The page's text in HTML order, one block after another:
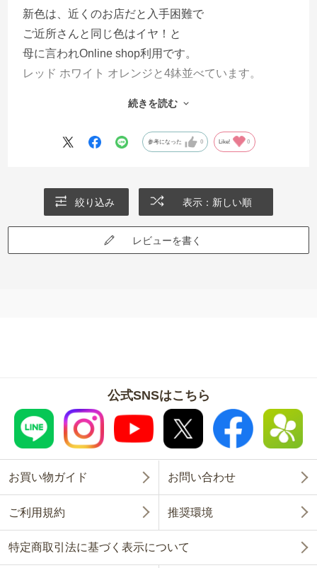
新色は、近くのお店だと入手困難で
ご近所さんと同じ色はイヤ！と
母に言われOnline shop利用です。
レッド ホワイト オレンジと4鉢並べています。
佐川急便さんにも感謝です。
続きを読む
参考になった 0 Like! 0
絞り込み 表示：新しい順
レビューを書く
公式SNSはこちら
お買い物ガイド お問い合わせ
ご利用規約 推奨環境
特定商取引法に基づく表示について